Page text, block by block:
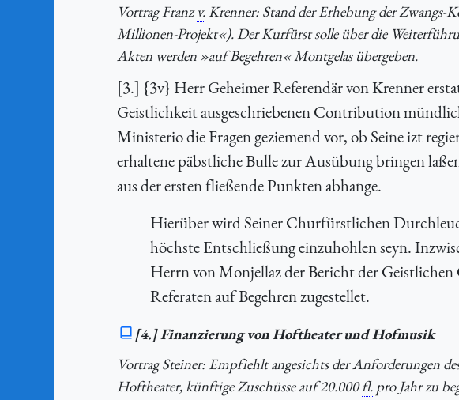
Vortrag Franzv. Krenner: Stand der Erhebung der
Millionen-Projekt«). Der Kurfürst solle über die
Akten werden »auf Begehren« Montgelas übergeben.
[3.] {3v} Herr Geheimer Referendär von Krenner
Geistlichkeit ausgeschriebenen Contribution
Ministerio die Fragen geziemend vor, ob Seine izt
erhaltene päbstliche Bulle zur Ausübung bringen
aus der ersten fließende Punkten abhange.
Hierüber wird Seiner Churfürstlichen
höchste Entschließung einzuhohlen seyn.
Herrn von Monjellaz der Bericht der
Referaten auf Begehren zugestellet.
[4.] Finanzierung von Hoftheater und Hofmusik
Vortrag Steiner: Empfiehlt angesichts der Anforderungen
Hoftheater, künftige Zuschüsse auf 20.000fl. pro Jahr zu